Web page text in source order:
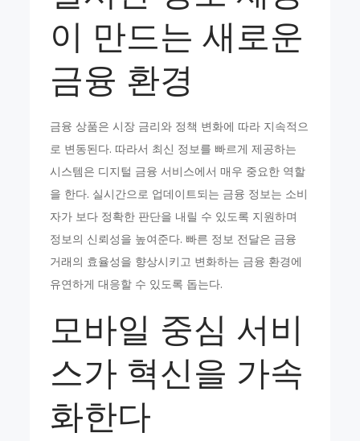
이 만드는 새로운
금융 환경
금융 상품은 시장 금리와 정책 변화에 따라 지속적으
로 변동된다. 따라서 최신 정보를 빠르게 제공하는
시스템은 디지털 금융 서비스에서 매우 중요한 역할
을 한다. 실시간으로 업데이트되는 금융 정보는 소비
자가 보다 정확한 판단을 내릴 수 있도록 지원하며
정보의 신뢰성을 높여준다. 빠른 정보 전달은 금융
거래의 효율성을 향상시키고 변화하는 금융 환경에
유연하게 대응할 수 있도록 돕는다.
모바일 중심 서비
스가 혁신을 가속
화한다